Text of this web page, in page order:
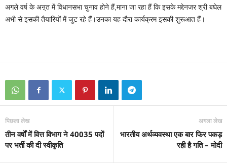
अगले वर्ष के अऩ्त में विधानसभा चुनाव होने हैं,माना जा रहा हैं कि इसके मद्देनजर श्री बघेल
अभी से इसकी तैयारियों में जुट रहे हैं।उनका यह दौरा कार्यक्रम इसकी शुरूआत हैं।
पिछला लेख
तीन वर्षों में वित्त विभाग ने 40035 पदों
पर भर्ती की दी स्वीकृति
अगला लेख
भारतीय अर्थव्यवस्था एक बार फिर पकड़
रही है गति – मोदी